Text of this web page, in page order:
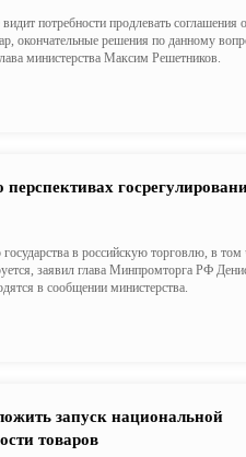
потребности продлевать соглашения о
окончательные решения по данному
министерства Максим Решетников.
в российскую торговлю, в том
заявил глава Минпромторга РФ
в сообщении министерства.
запуск национальной
товаров